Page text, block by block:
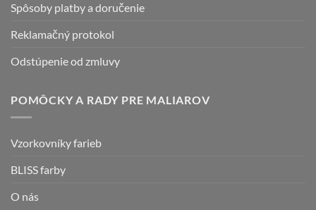
Spôsoby platby a doručenie
Reklamačný protokol
Odstúpenie od zmluvy
POMÔCKY A RADY PRE MALIAROV
Vzorkovníky farieb
BLISS farby
O nás